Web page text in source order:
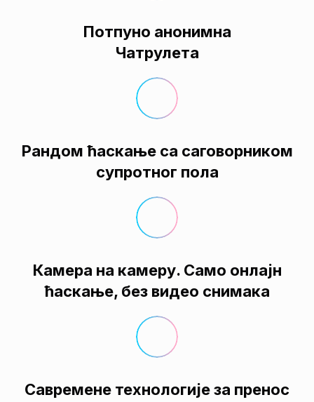
Потпуно анонимна
Чатрулета
Рандом ћаскање са саговорником
супротног пола
Камера на камеру. Само онлајн
ћаскање, без видео снимака
Савремене технологије за пренос